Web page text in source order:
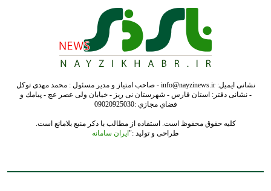
نشانی ایمیل: info@nayzinews.ir - صاحب امتیاز و مدیر مسئول : محمد مهدی توکل
- نشانی دفتر: استان فارس - شهرستان نی ریز - خیابان ولی عصر عج - پيامك و
فضاي مجازي :09020925030
کلیه حقوق محفوظ است. استفاده از مطالب با ذکر منبع بلامانع است.
طراحی و تولید :" ایران سامانه